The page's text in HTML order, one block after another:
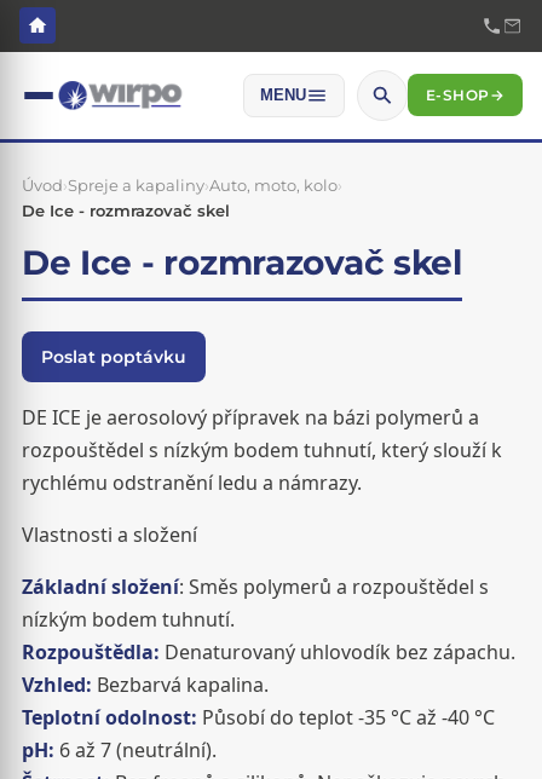
MENU E-SHOP→
Úvod›Spreje a kapaliny›Auto, moto, kolo›
De Ice - rozmrazovač skel
De Ice - rozmrazovač skel
Poslat poptávku
DE ICE je aerosolový přípravek na bázi polymerů a
rozpouštědel s nízkým bodem tuhnutí, který slouží k
rychlému odstranění ledu a námrazy.
Vlastnosti a složení
Základní složení: Směs polymerů a rozpouštědel s
nízkým bodem tuhnutí.
Rozpouštědla: Denaturovaný uhlovodík bez zápachu.
Vzhled: Bezbarvá kapalina.
Teplotní odolnost: Působí do teplot -35 °C až -40 °C
pH: 6 až 7 (neutrální).